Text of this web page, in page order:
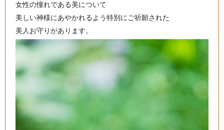
女性の憧れである美について
美しい神様にあやかれるよう特別にご祈願された
美人お守りがあります。